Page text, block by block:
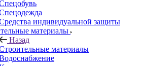
индивидуальной защиты
материалы
Назад
материалы